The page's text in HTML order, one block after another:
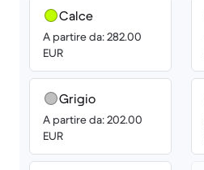
Calce
A partire da: 282.00
EUR
Grigio
A partire da: 202.00
EUR